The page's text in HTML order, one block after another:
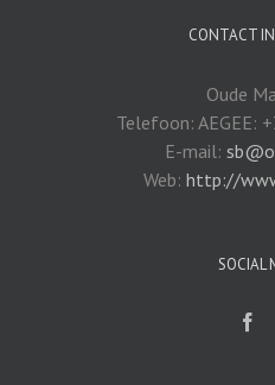
CONTACT
Oude
Telefoon: AEGEE:
E-mail:
Web: http://
SOCIAL